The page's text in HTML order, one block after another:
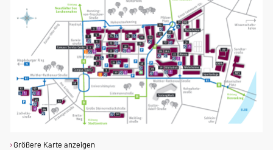
Größere Karte anzeigen